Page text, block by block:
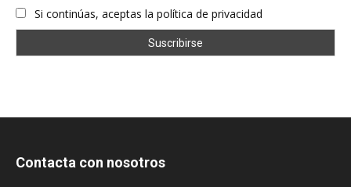
Si continúas, aceptas la política de privacidad
Contacta con nosotros